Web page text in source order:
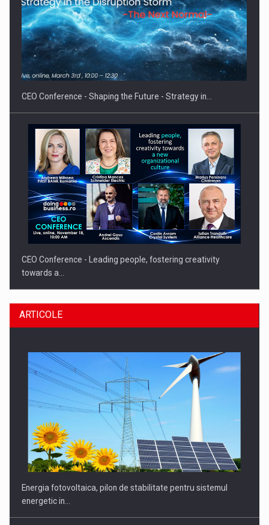
Hard Enduro Piatra Craiului 2026, fueled by benzinariile RO…
CEO Conference - Shaping the Future - Strategy in…
CEO Conference - Leading people, fostering creativity
towards a…
CEO Conference - Shaping The Future - Technology and…
ARTICOLE
Energia fotovoltaica, pilon de stabilitate pentru sistemul
energetic in…